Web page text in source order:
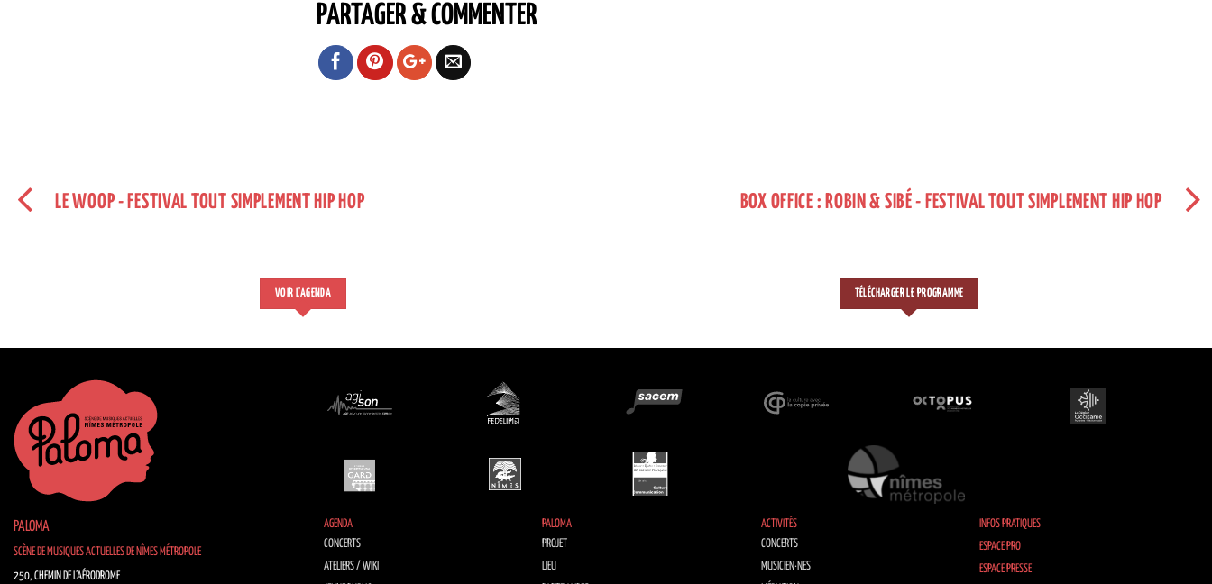
PARTAGER & COMMENTER
LE WOOP - FESTIVAL TOUT SIMPLEMENT HIP HOP BOX OFFICE : ROBIN & SIBÉ - FESTIVAL TOUT SIMPLEMENT HIP HOP
VOIR L'AGENDA TÉLÉCHARGER LE PROGRAMME
PALOMA
SCÈNE DE MUSIQUES ACTUELLES DE NÎMES MÉTROPOLE
250, CHEMIN DE L’AÉRODROME
AGENDA
CONCERTS
ATELIERS / WIKI
PALOMA
PROJET
LIEU
ACTIVITÉS
CONCERTS
MUSICIEN·NES
INFOS PRATIQUES
ESPACE PRO
ESPACE PRESSE